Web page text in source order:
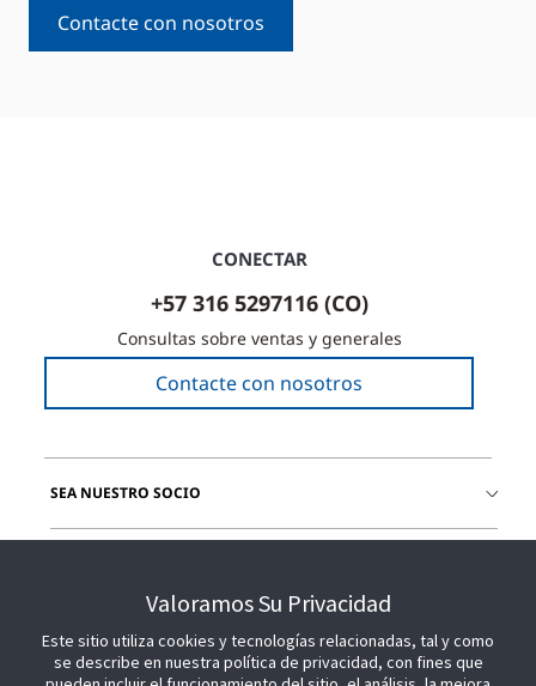
Contacte con nosotros
CONECTAR
+57 316 5297116 (CO)
Consultas sobre ventas y generales
Contacte con nosotros
SEA NUESTRO SOCIO
Valoramos Su Privacidad
Este sitio utiliza cookies y tecnologías relacionadas, tal y como
se describe en nuestra política de privacidad, con fines que